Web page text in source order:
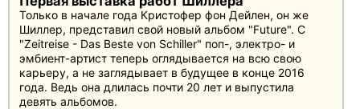
Только в начале года Кристофер фон Дейлен, он же
Шиллер, представил свой новый альбом "Future". С
"Zeitreise - Das Beste von Schiller" поп-, электро- и
эмбиент-артист теперь оглядывается на всю свою
карьеру, а не заглядывает в будущее в конце 2016
года. Ведь она длилась почти 20 лет и выпустила
девять альбомов.